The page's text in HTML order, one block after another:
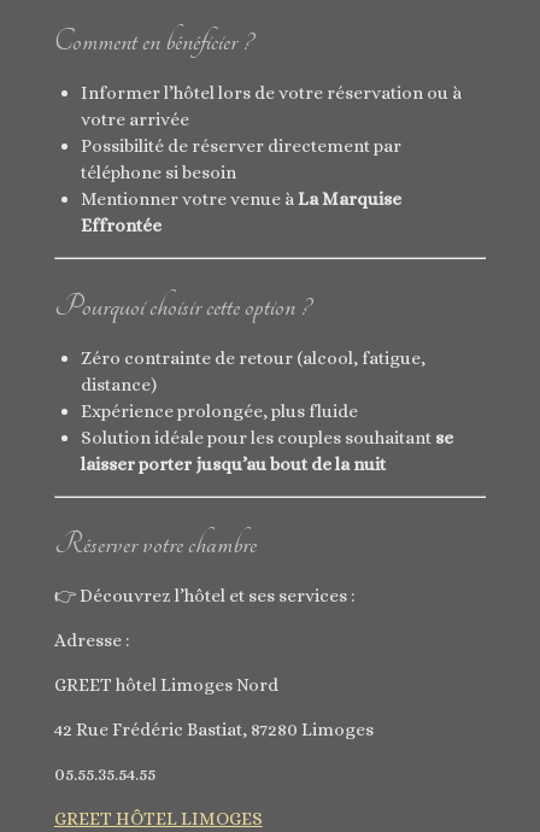
Comment en bénéficier ?
Informer l’hôtel lors de votre réservation ou à
votre arrivée
Possibilité de réserver directement par
téléphone si besoin
Mentionner votre venue àLa Marquise
Effrontée
Pourquoi choisir cette option ?
Zéro contrainte de retour (alcool, fatigue,
distance)
Expérience prolongée, plus fluide
Solution idéale pour les couples souhaitant se
laisser porter jusqu’au bout de la nuit
Réserver votre chambre
👉 Découvrez l’hôtel et ses services :
Adresse :
GREET hôtel Limoges Nord
42 Rue Frédéric Bastiat, 87280 Limoges
05.55.35.54.55
GREET HÔTEL LIMOGES